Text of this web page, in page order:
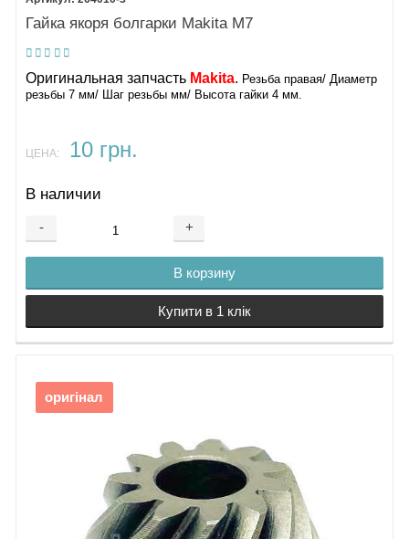
Гайка якоря болгарки Makita М7
Оригинальная запчасть Makita. Резьба правая/ Диаметр
резьбы 7 мм/ Шаг резьбы мм/ Высота гайки 4 мм.
ЦЕНА: 10 грн.
В наличии
- +
В корзину
Купити в 1 клік
оригінал